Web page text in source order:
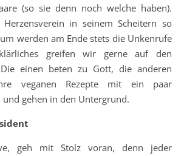
(so sie denn noch welche haben).
in seinem Scheitern so
werden am Ende stets die Unkenrufe
greifen wir gerne auf den
einen beten zu Gott, die anderen
veganen Rezepte mit ein paar
gehen in den Untergrund.
geh mit Stolz voran, denn jeder